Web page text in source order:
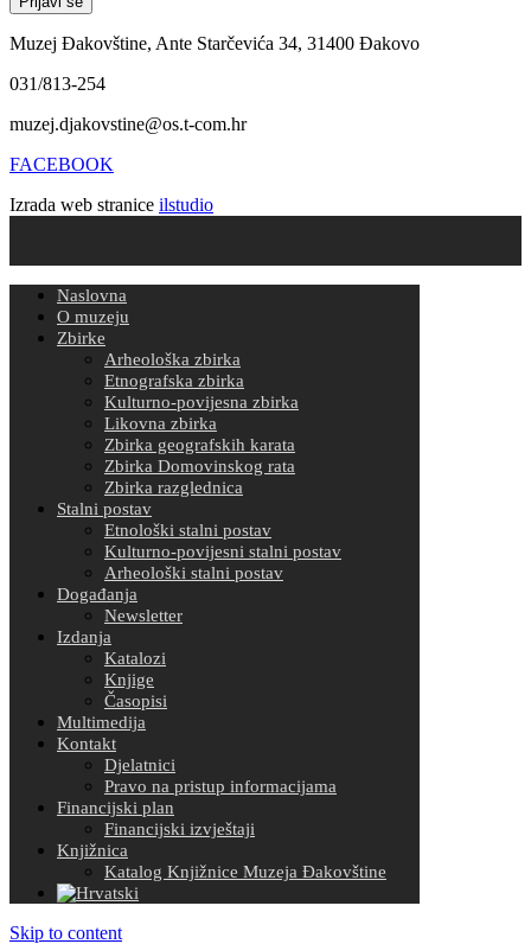
Muzej Đakovštine, Ante Starčevića 34, 31400 Đakovo
031/813-254
muzej.djakovstine@os.t-com.hr
FACEBOOK
Izrada web stranice ilstudio
Naslovna
O muzeju
Zbirke
Arheološka zbirka
Etnografska zbirka
Kulturno-povijesna zbirka
Likovna zbirka
Zbirka geografskih karata
Zbirka Domovinskog rata
Zbirka razglednica
Stalni postav
Etnološki stalni postav
Kulturno-povijesni stalni postav
Arheološki stalni postav
Događanja
Newsletter
Izdanja
Katalozi
Knjige
Časopisi
Multimedija
Kontakt
Djelatnici
Pravo na pristup informacijama
Financijski plan
Financijski izvještaji
Knjižnica
Katalog Knjižnice Muzeja Đakovštine
Skip to content